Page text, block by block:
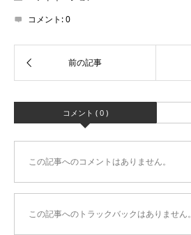
コメント:0
コメント ( 0 )
この記事へのコメントはありません。
この記事へのトラックバックはありません。